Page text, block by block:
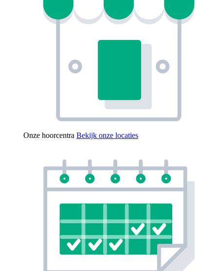
Onze hoorcentra Bekijk onze locaties